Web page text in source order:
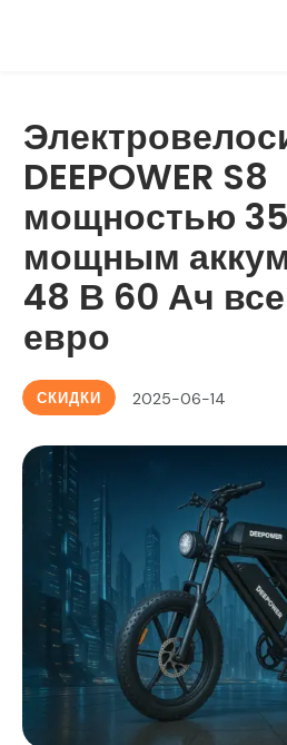
DEEPOWER S8
мощностью
мощным
48 В 60 Ач
евро
СКИДКИ 2025-06-14